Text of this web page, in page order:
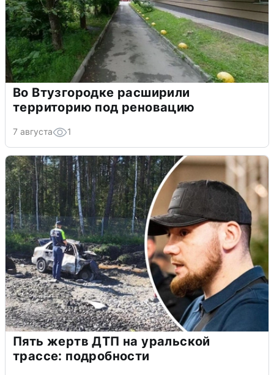
Во Втузгородке расширили
территорию под реновацию
7 августа 1
Пять жертв ДТП на уральской
трассе: подробности